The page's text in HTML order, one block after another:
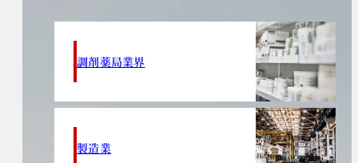
調剤薬局業界
製造業